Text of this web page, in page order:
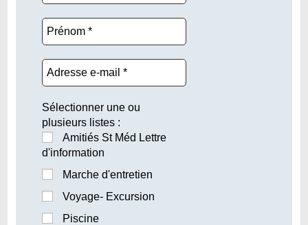
Sélectionner une ou
plusieurs listes :
Amitiés St Méd Lettre
d'information
Marche d'entretien
Voyage- Excursion
Piscine